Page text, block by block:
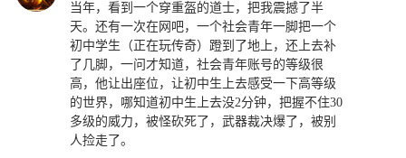
当年，看到一个穿重盔的道士，把我震撼了半
天。还有一次在网吧，一个社会青年一脚把一个
初中学生（正在玩传奇）蹬到了地上，还上去补
了几脚，一问才知道，社会青年账号的等级很
高，他让出座位，让初中生上去感受一下高等级
的世界，哪知道初中生上去没2分钟，把握不住30
多级的威力，被怪砍死了，武器裁决爆了，被别
人捡走了。